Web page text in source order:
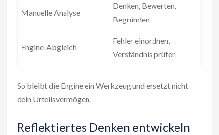
Manuelle Analyse
Denken, Bewerten,
Begründen
Engine-Abgleich
Fehler einordnen,
Verständnis prüfen
So bleibt die Engine ein Werkzeug und ersetzt nicht
dein Urteilsvermögen.
Reflektiertes Denken entwickeln